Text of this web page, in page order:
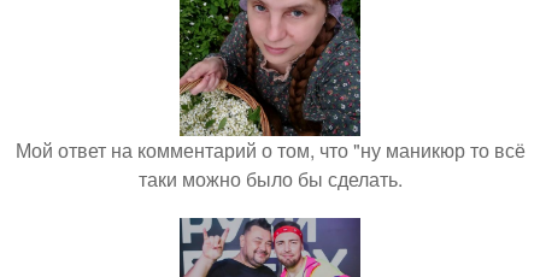
Мой ответ на комментарий о том, что "ну маникюр то всё
таки можно было бы сделать.